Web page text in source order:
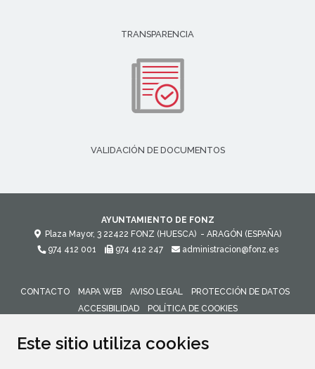
Este sitio utiliza cookies
TRANSPARENCIA
VALIDACIÓN DE DOCUMENTOS
AYUNTAMIENTO DE FONZ
Plaza Mayor, 3 22422 FONZ (HUESCA) - ARAGÓN (ESPAÑA)
974 412 001
974 412 247 administracion@fonz.es
CONTACTO MAPA WEB AVISO LEGAL
PROTECCIÓN DE DATOS
ACCESIBILIDAD
POLÍTICA DE COOKIES